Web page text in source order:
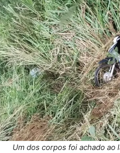
Um dos corpos foi achado